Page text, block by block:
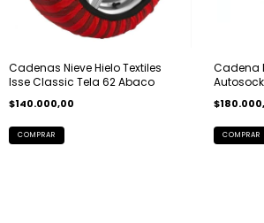
Cadenas Nieve Hielo Textiles
Isse Classic Tela 62 Abaco
$140.000,00
Cadena
COMPRAR